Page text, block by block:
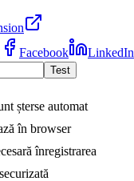
Facebook LinkedIn
Test
șterse automat
în browser
înregistrarea